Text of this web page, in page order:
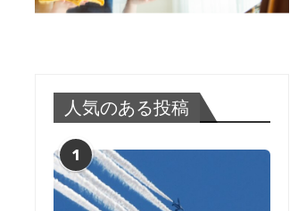
人気のある投稿
1